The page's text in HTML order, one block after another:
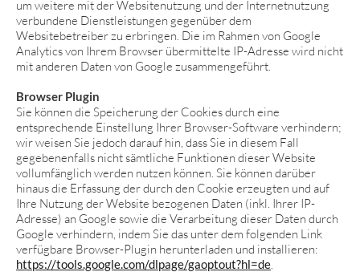
um weitere mit der Websitenutzung und der Internetnutzung
verbundene Dienstleistungen gegenüber dem
Websitebetreiber zu erbringen. Die im Rahmen von Google
Analytics von Ihrem Browser übermittelte IP-Adresse wird nicht
mit anderen Daten von Google zusammengeführt.
Browser Plugin
Sie können die Speicherung der Cookies durch eine
entsprechende Einstellung Ihrer Browser-Software verhindern;
wir weisen Sie jedoch darauf hin, dass Sie in diesem Fall
gegebenenfalls nicht sämtliche Funktionen dieser Website
vollumfänglich werden nutzen können. Sie können darüber
hinaus die Erfassung der durch den Cookie erzeugten und auf
Ihre Nutzung der Website bezogenen Daten (inkl. Ihrer IP-
Adresse) an Google sowie die Verarbeitung dieser Daten durch
Google verhindern, indem Sie das unter dem folgenden Link
verfügbare Browser-Plugin herunterladen und installieren:
https://tools.google.com/dlpage/gaoptout?hl=de